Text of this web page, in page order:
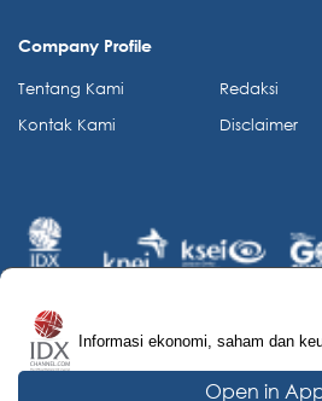
Informasi ekonomi, saham dan
Open in
Company Profile
Tentang Kami
Kontak Kami
Redaksi
Disclaimer
© 2026 IDX Channel. All